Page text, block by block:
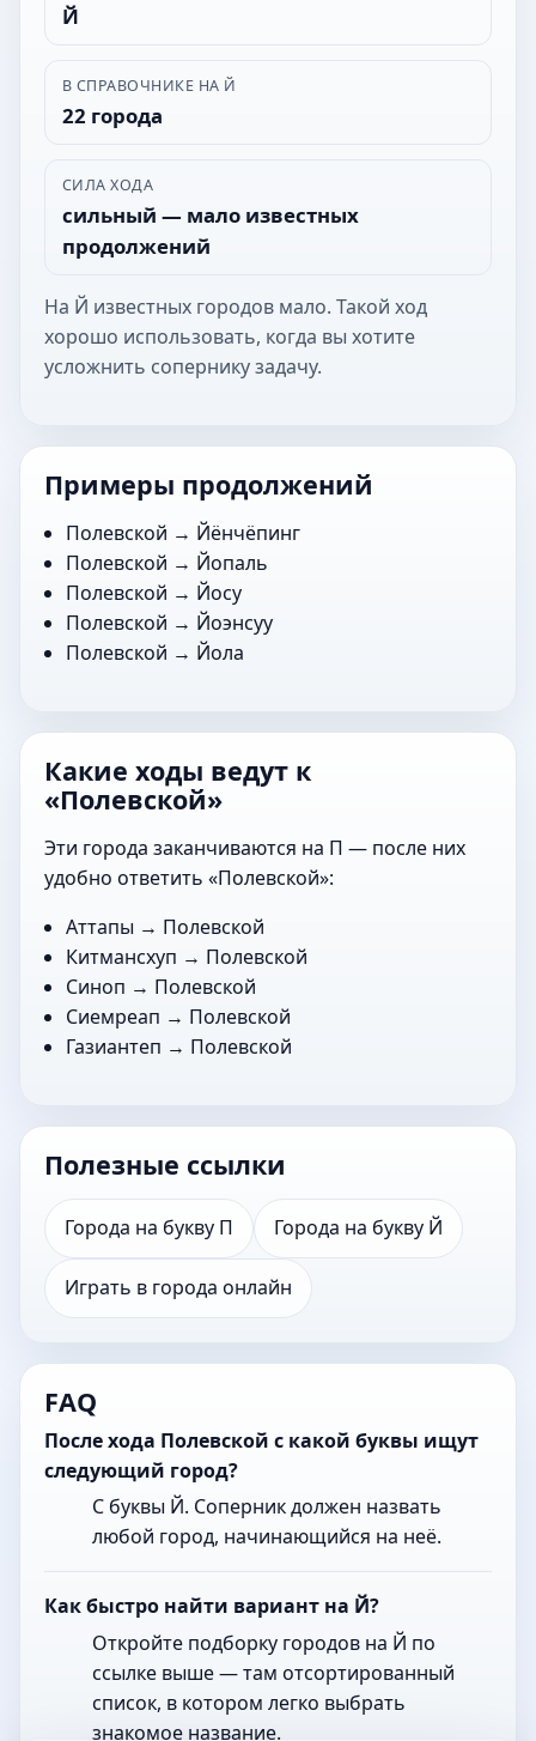
Й
В СПРАВОЧНИКЕ НА Й
22 города
СИЛА ХОДА
сильный — мало известных
продолжений
На Й известных городов мало. Такой ход
хорошо использовать, когда вы хотите
усложнить сопернику задачу.
Примеры продолжений
Полевской → Йёнчёпинг
Полевской → Йопаль
Полевской → Йосу
Полевской → Йоэнсуу
Полевской → Йола
Какие ходы ведут к
«Полевской»
Эти города заканчиваются на П — после них
удобно ответить «Полевской»:
Аттапы → Полевской
Китмансхуп → Полевской
Синоп → Полевской
Сиемреап → Полевской
Газиантеп → Полевской
Полезные ссылки
Города на букву П Города на букву Й
Играть в города онлайн
FAQ
После хода Полевской с какой буквы ищут
следующий город?
С буквы Й. Соперник должен назвать
любой город, начинающийся на неё.
Как быстро найти вариант на Й?
Откройте подборку городов на Й по
ссылке выше — там отсортированный
список, в котором легко выбрать
знакомое название.